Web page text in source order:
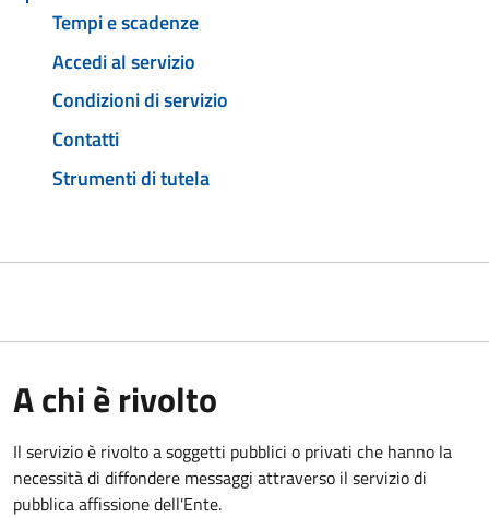
Tempi e scadenze
Accedi al servizio
Condizioni di servizio
Contatti
Strumenti di tutela
A chi è rivolto
Il servizio è rivolto a soggetti pubblici o privati che hanno la
necessità di diffondere messaggi attraverso il servizio di
pubblica affissione dell'Ente.